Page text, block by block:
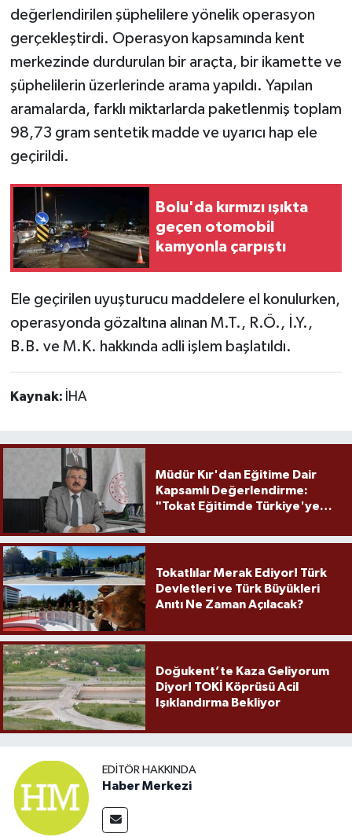
değerlendirilen şüphelilere yönelik operasyon
gerçekleştirdi. Operasyon kapsamında kent
merkezinde durdurulan bir araçta, bir ikamette ve
şüphelilerin üzerlerinde arama yapıldı. Yapılan
aramalarda, farklı miktarlarda paketlenmiş toplam
98,73 gram sentetik madde ve uyarıcı hap ele
geçirildi.
Bolu'da kırmızı ışıkta
geçen otomobil
kamyonla çarpıştı
Ele geçirilen uyuşturucu maddelere el konulurken,
operasyonda gözaltına alınan M.T., R.Ö., İ.Y.,
B.B. ve M.K. hakkında adli işlem başlatıldı.
Kaynak: İHA
Müdür Kır'dan Eğitime Dair
Kapsamlı Değerlendirme:
"Tokat Eğitimde Türkiye'ye
Tokatlılar Merak Ediyor! Türk
Devletleri ve Türk Büyükleri
Anıtı Ne Zaman Açılacak?
Doğukent’te Kaza Geliyorum
Diyor! TOKİ Köprüsü Acil
Işıklandırma Bekliyor
EDITÖR HAKKINDA
Haber Merkezi